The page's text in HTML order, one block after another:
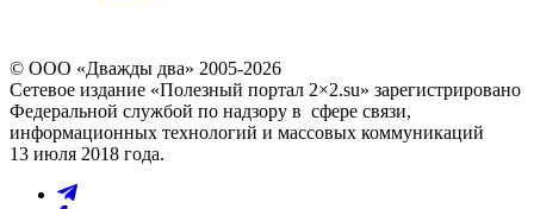
© ООО «Дважды два» 2005-2026
Сетевое издание «Полезный портал 2×2.su» зарегистрировано
Федеральной службой по надзору в сфере связи,
информационных технологий и массовых коммуникаций
13 июля 2018 года.